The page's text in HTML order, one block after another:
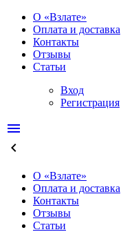
О «Взлате»
Оплата и доставка
Контакты
Отзывы
Статьи
Вход
Регистрация
menu
keyboard_arrow_left
О «Взлате»
Оплата и доставка
Контакты
Отзывы
Статьи